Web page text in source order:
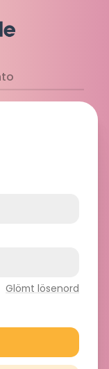
Glömt lösenord